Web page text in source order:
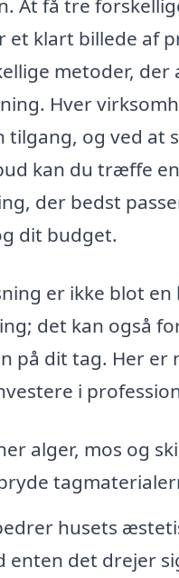
At få tre
et klart billede af
metoder, der
Hver
tilgang, og ved at
kan du træffe
der bedst
dit budget.
er ikke blot en
det kan også
på dit tag. Her er
i
alger, mos og
husets
enten det drejer